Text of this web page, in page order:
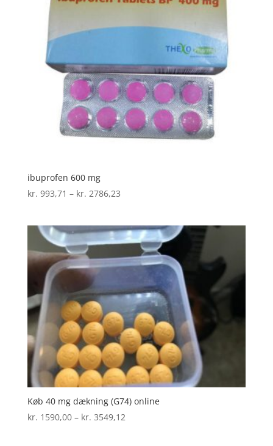
ibuprofen 600 mg
kr. 993,71 – kr. 2786,23Prisinterval:
kr. 2786,23
Køb 40 mg dækning (G74) online
kr. 1590,00 – kr. 3549,12Prisinterval: